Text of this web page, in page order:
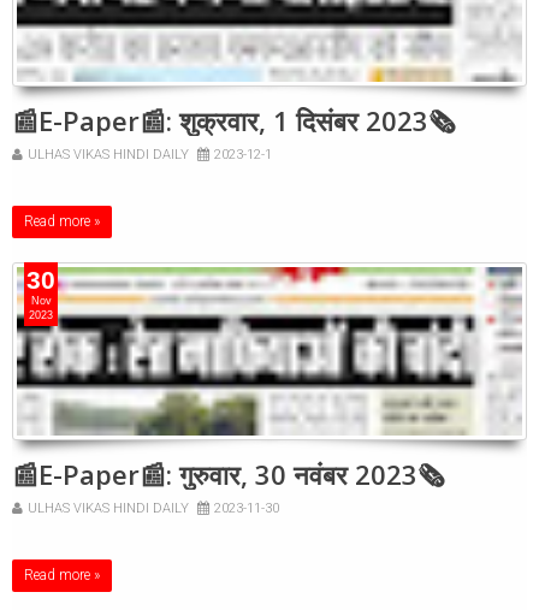
📰E-Paper📰: शुक्रवार, 1 दिसंबर 2023🗞
ULHAS VIKAS HINDI DAILY 2023-12-1
Read more »
30
Nov
2023
📰E-Paper📰: गुरुवार, 30 नवंबर 2023🗞
ULHAS VIKAS HINDI DAILY 2023-11-30
Read more »